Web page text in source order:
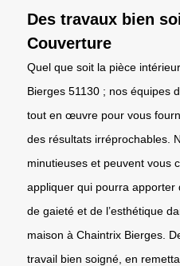
Des travaux bien
Couverture
Quel que soit la pièce
Bierges 51130 ; nos équipes
tout en œuvre pour vous
des résultats irréprochables.
minutieuses et peuvent vous
appliquer qui pourra apporter
de gaieté et de l’esthétique
maison à Chaintrix Bierges.
travail bien soigné, en